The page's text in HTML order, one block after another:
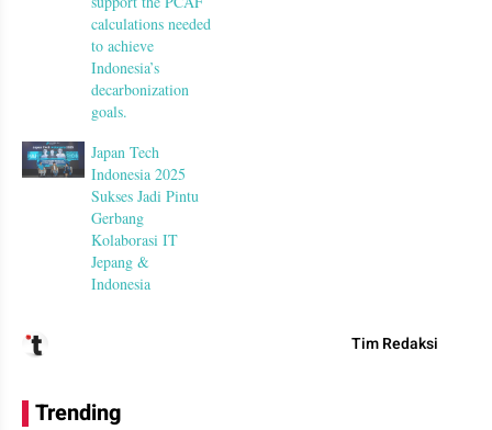
calculations needed
to achieve
Indonesia’s
decarbonization
goals.
Japan Tech
Indonesia 2025
Sukses Jadi Pintu
Gerbang
Kolaborasi IT
Jepang &
Indonesia
Tim Redaksi
Trending